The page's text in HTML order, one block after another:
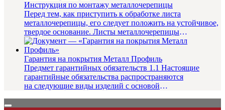
Инструкция по монтажу металлочерепицы
Перед тем, как приступить к обработке листа
металлочерепицы, его следует положить на устойчивое,
твердое основание. Листы металлочерепицы
подрезаются по одному в и...
Гарантия на покрытия Металл Профиль
Предмет гарантийных обязательств 1.1 Настоящие
гарантийные обязательства распространяются
на следующие виды изделий с основой